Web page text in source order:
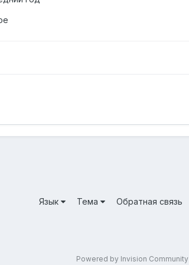
Язык Тема Обратная связь
Powered by Invision Community